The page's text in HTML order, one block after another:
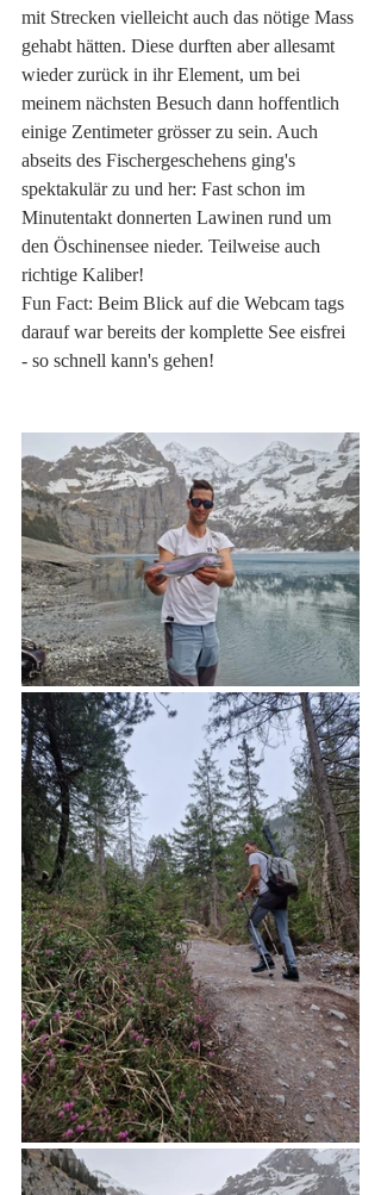
mit Strecken vielleicht auch das nötige Mass
gehabt hätten. Diese durften aber allesamt
wieder zurück in ihr Element, um bei
meinem nächsten Besuch dann hoffentlich
einige Zentimeter grösser zu sein. Auch
abseits des Fischergeschehens ging's
spektakulär zu und her: Fast schon im
Minutentakt donnerten Lawinen rund um
den Öschinensee nieder. Teilweise auch
richtige Kaliber!
Fun Fact: Beim Blick auf die Webcam tags
darauf war bereits der komplette See eisfrei
- so schnell kann's gehen!